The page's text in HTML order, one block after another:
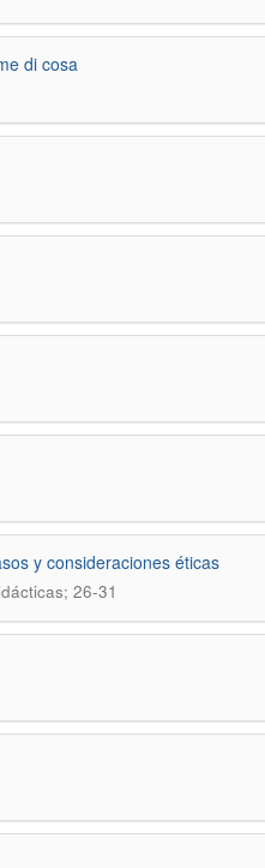
di cosa
y consideraciones éticas
26-31